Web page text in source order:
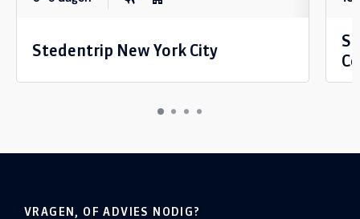
Stedentrip New York City
VRAGEN, OF ADVIES NODIG?